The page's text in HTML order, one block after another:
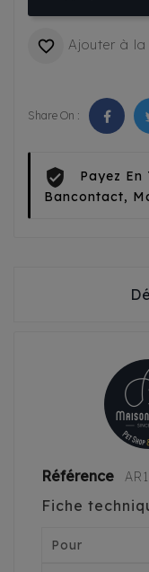
 Ajouter à
Share On :
Payez En
Bancontact,
Référence
Fiche
Pour